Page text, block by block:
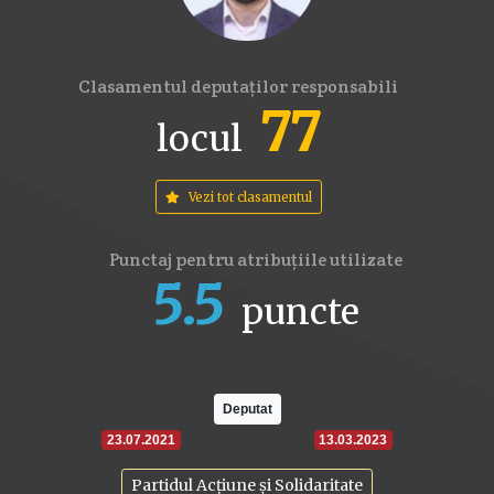
Clasamentul deputaților responsabili
locul 77
Vezi tot clasamentul
Punctaj pentru atribuțiile utilizate
5.5 puncte
23.07.2021
Deputat
13.03.2023
Partidul Acțiune și Solidaritate